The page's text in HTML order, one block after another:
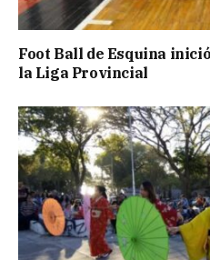
Foot Ball de Esquina
la Liga Provincial